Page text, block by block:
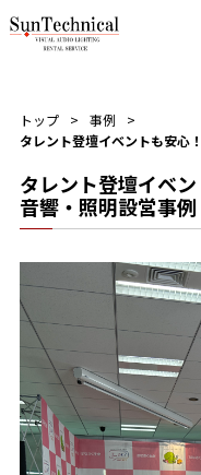
トップ
事例
タレント登壇イベントも安心
タレント登壇イベ
音響・照明設営事例